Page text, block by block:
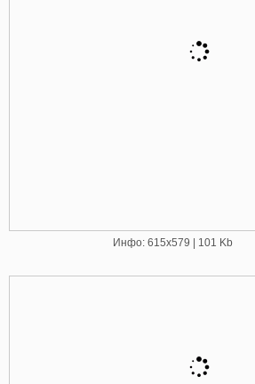
Инфо: 615х579 | 101 Kb